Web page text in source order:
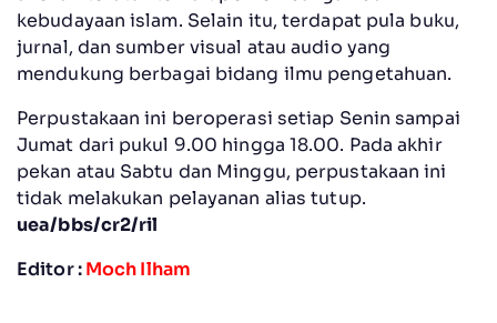
kebudayaan islam. Selain itu, terdapat pula buku,
jurnal, dan sumber visual atau audio yang
mendukung berbagai bidang ilmu pengetahuan.
Perpustakaan ini beroperasi setiap Senin sampai
Jumat dari pukul 9.00 hingga 18.00. Pada akhir
pekan atau Sabtu dan Minggu, perpustakaan ini
tidak melakukan pelayanan alias tutup.
uea/bbs/cr2/ril
Editor :Moch Ilham